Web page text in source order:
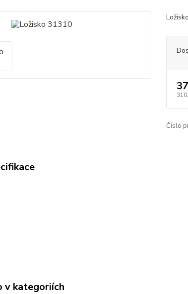
Číslo
v kategoriích